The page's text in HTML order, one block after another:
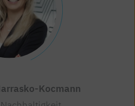
Kocmann